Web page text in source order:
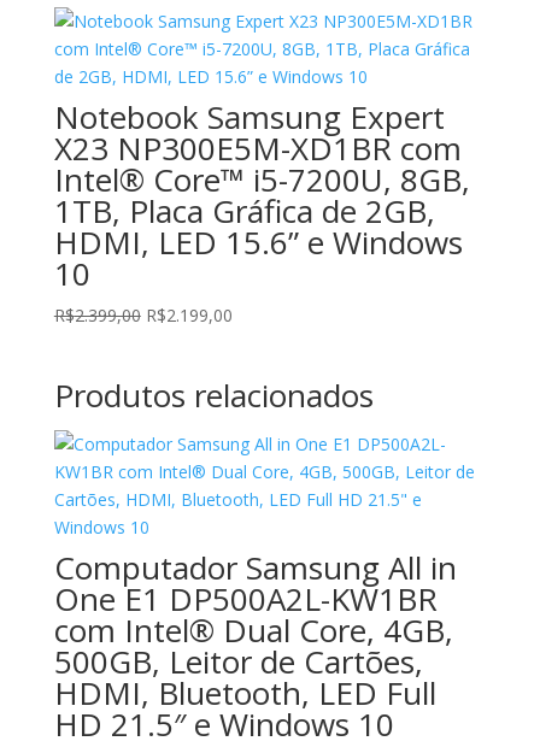
era:
R$999,00.
é:
R$769,00.
Notebook Samsung Expert
X23 NP300E5M-XD1BR com
Intel® Core™ i5-7200U, 8GB,
1TB, Placa Gráfica de 2GB,
HDMI, LED 15.6” e Windows
10
R$2.399,00 O
era:
R$2.199,00O
é:
Produtos relacionados
Computador Samsung All in
One E1 DP500A2L-KW1BR
com Intel® Dual Core, 4GB,
500GB, Leitor de Cartões,
HDMI, Bluetooth, LED Full
HD 21.5″ e Windows 10